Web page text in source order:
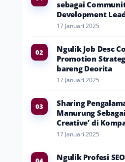
sebagai
Development
17 Januari 2025
02
Ngulik Job Desc
Promotion
bareng Deorita
17 Januari 2025
03
Sharing
Manurung
Creative’ di
17 Januari 2025
Ngulik Profesi